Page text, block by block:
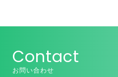
Contact
お問い合わせ